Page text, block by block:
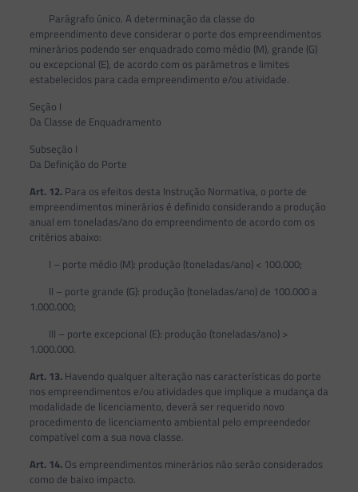
Parágrafo único. A determinação da classe do
empreendimento deve considerar o porte dos empreendimentos
minerários podendo ser enquadrado como médio (M), grande (G)
ou excepcional (E), de acordo com os parâmetros e limites
estabelecidos para cada empreendimento e/ou atividade.
Seção I
Da Classe de Enquadramento
Subseção I
Da Definição do Porte
Art. 12.Para os efeitos desta Instrução Normativa, o porte de
empreendimentos minerários é definido considerando a produção
anual em toneladas/ano do empreendimento de acordo com os
critérios abaixo:
I – porte médio (M): produção (toneladas/ano) < 100.000;
II – porte grande (G): produção (toneladas/ano) de 100.000 a
1.000.000;
III – porte excepcional (E): produção (toneladas/ano) >
1.000.000.
Art. 13.Havendo qualquer alteração nas características do porte
nos empreendimentos e/ou atividades que implique a mudança da
modalidade de licenciamento, deverá ser requerido novo
procedimento de licenciamento ambiental pelo empreendedor
compatível com a sua nova classe.
Art. 14.Os empreendimentos minerários não serão considerados
como de baixo impacto.